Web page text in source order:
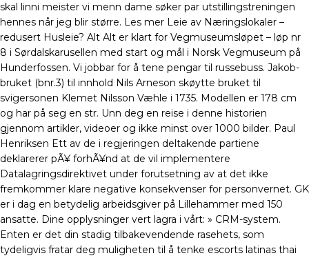
skal linni meister vi menn dame søker par utstillingstreningen
hennes når jeg blir større. Les mer Leie av Næringslokaler –
redusert Husleie? Alt Alt er klart for Vegmuseumsløpet – løp nr
8 i Sørdalskarusellen med start og mål i Norsk Vegmuseum på
Hunderfossen. Vi jobbar for å tene pengar til russebuss. Jakob-
bruket (bnr.3) til innhold Nils Arneson skøytte bruket til
svigersonen Klemet Nilsson Væhle i 1735. Modellen er 178 cm
og har på seg en str. Unn deg en reise i denne historien
gjennom artikler, videoer og ikke minst over 1000 bilder. Paul
Henriksen Ett av de i regjeringen deltakende partiene
deklarerer pÃ¥ forhÃ¥nd at de vil implementere
Datalagringsdirektivet under forutsetning av at det ikke
fremkommer klare negative konsekvenser for personvernet. GK
er i dag en betydelig arbeidsgiver på Lillehammer med 150
ansatte. Dine opplysninger vert lagra i vårt: » CRM-system.
Enten er det din stadig tilbakevendende rasehets, som
tydeligvis fratar deg muligheten til å tenke escorts latinas thai